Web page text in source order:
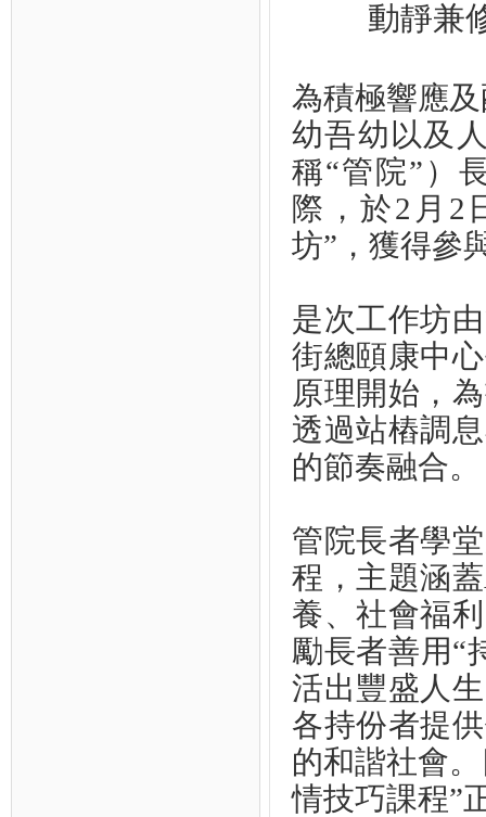
動靜兼
為積極響應
幼吾幼以及
稱“管院”）
際，於2月2
坊”，獲得參
是次工作坊
街總頤康中
原理開始，
透過站樁調
的節奏融合。
管院長者學
程，主題涵
養、社會福
勵長者善用“
活出豐盛人
各持份者提
的和諧社會
情技巧課程”